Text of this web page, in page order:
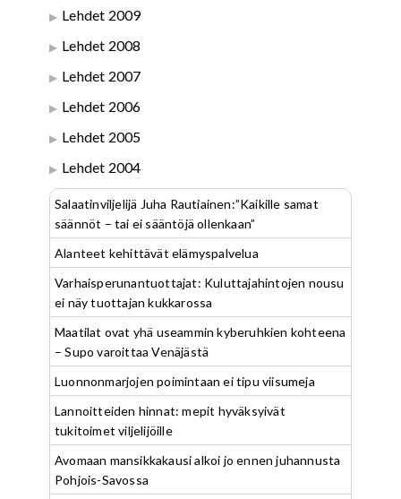
Lehdet 2009
Lehdet 2008
Lehdet 2007
Lehdet 2006
Lehdet 2005
Lehdet 2004
Salaatinviljelijä Juha Rautiainen:”Kaikille samat
säännöt – tai ei sääntöjä ollenkaan”
Alanteet kehittävät elämyspalvelua
Varhaisperunantuottajat: Kuluttajahintojen nousu
ei näy tuottajan kukkarossa
Maatilat ovat yhä useammin kyberuhkien kohteena
– Supo varoittaa Venäjästä
Luonnonmarjojen poimintaan ei tipu viisumeja
Lannoitteiden hinnat: mepit hyväksyivät
tukitoimet viljelijöille
Avomaan mansikkakausi alkoi jo ennen juhannusta
Pohjois-Savossa